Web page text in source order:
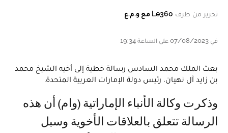
تحرير من طرف Le360 مع و.م.ع
في 07/08/2023 على الساعة 19:34
بعث الملك محمد السادس رسالة خطية إلى أخيه الشيخ محمد
بن زايد آل نهيان، رئيس دولة الإمارات العربية المتحدة.
وذكرت وكالة الأنباء الإماراتية (وام) أن هذه
الرسالة تتعلق بالعلاقات الأخوية وسبل